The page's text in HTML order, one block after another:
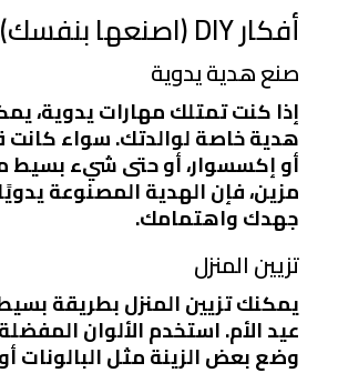
أفكار DIY (اصنعها بنفسك)
صنع هدية يدوية
إذا كنت تمتلك مهارات يدوية،
هدية خاصة لوالدتك. سواء كانت
أو إكسسوار، أو حتى شيء بسيط
مزين، فإن الهدية المصنوعة
جهدك واهتمامك.
تزيين المنزل
يمكنك تزيين المنزل بطريقة
عيد الأم. استخدم الألوان
وضع بعض الزينة مثل البالونات